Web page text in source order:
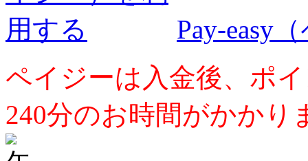
Pay-easy
ペイジーは入金後、ポ
240分のお時間がかかり